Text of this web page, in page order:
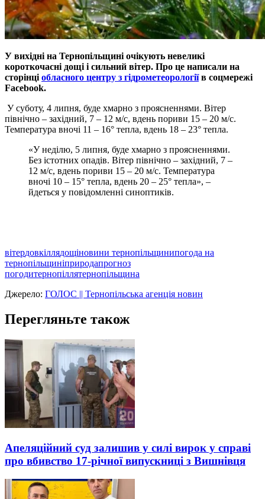
У вихідні на Тернопільщині очікують невеликі
короткочасні дощі і сильний вітер. Про це написали на
сторінці обласного центру з гідрометеорологіїв соцмережі
Facebook.
У суботу, 4 липня, буде хмарно з проясненнями. Вітер
північно – західний, 7 – 12 м/с, вдень пориви 15 – 20 м/с.
Температура вночі 11 – 16° тепла, вдень 18 – 23° тепла.
«У неділю, 5 липня, буде хмарно з проясненнями.
Без істотних опадів. Вітер північно – західний, 7 –
12 м/с, вдень пориви 15 – 20 м/с. Температура
вночі 10 – 15° тепла, вдень 20 – 25° тепла», –
йдеться у повідомленні синоптиків.
вітердовкіллядощіновини тернопільщинипогода на
тернопільщиніприродапрогноз
погодитернопіллятернопільщина
Джерело: ГОЛОС || Тернопільська агенція новин
Перегляньте також
Апеляційний суд залишив у силі вирок у справі
про вбивство 17-річної випускниці з Вишнівця